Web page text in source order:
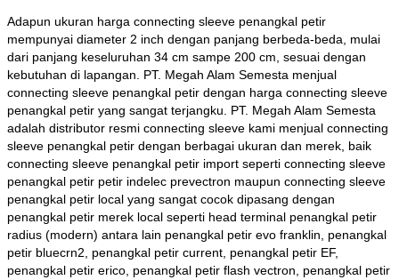
Adapun ukuran harga connecting sleeve penangkal petir
mempunyai diameter 2 inch dengan panjang berbeda-beda, mulai
dari panjang keseluruhan 34 cm sampe 200 cm, sesuai dengan
kebutuhan di lapangan. PT. Megah Alam Semesta menjual
connecting sleeve penangkal petir dengan harga connecting sleeve
penangkal petir yang sangat terjangku. PT. Megah Alam Semesta
adalah distributor resmi connecting sleeve kami menjual connecting
sleeve penangkal petir dengan berbagai ukuran dan merek, baik
connecting sleeve penangkal petir import seperti connecting sleeve
penangkal petir petir indelec prevectron maupun connecting sleeve
penangkal petir local yang sangat cocok dipasang dengan
penangkal petir merek local seperti head terminal penangkal petir
radius (modern) antara lain penangkal petir evo franklin, penangkal
petir bluecrn2, penangkal petir current, penangkal petir EF,
penangkal petir erico, penangkal petir flash vectron, penangkal petir